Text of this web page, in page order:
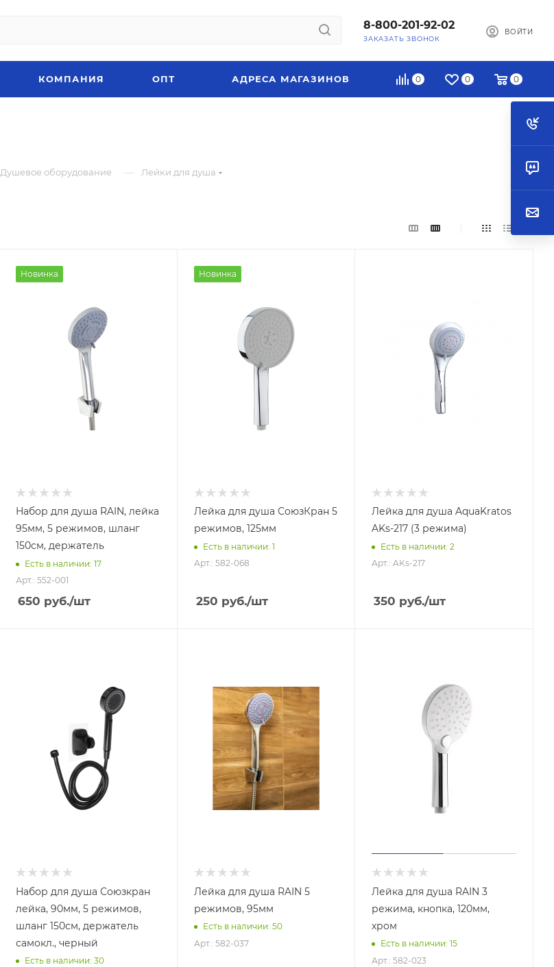
8-800-201-92-02
ЗАКАЗАТЬ ЗВОНОК
ВОЙТИ
0 0 0
КОМПАНИЯ ОПТ АДРЕСА МАГАЗИНОВ
Душевое оборудование — Лейки для душа
Новинка
Набор для душа RAIN, лейка
95мм, 5 режимов, шланг
150см, держатель
Есть в наличии: 17
Арт.: 552-001
650 руб./шт
Новинка
Лейка для душа СоюзКран 5
режимов, 125мм
Есть в наличии: 1
Арт.: 582-068
250 руб./шт
Лейка для душа AquaKratos
AKs-217 (3 режима)
Есть в наличии: 2
Арт.: AKs-217
350 руб./шт
Набор для душа Союзкран
лейка, 90мм, 5 режимов,
шланг 150см, держатель
самокл., черный
Есть в наличии: 30
Лейка для душа RAIN 5
режимов, 95мм
Есть в наличии: 50
Арт.: 582-037
Лейка для душа RAIN 3
режима, кнопка, 120мм,
хром
Есть в наличии: 15
Арт.: 582-023